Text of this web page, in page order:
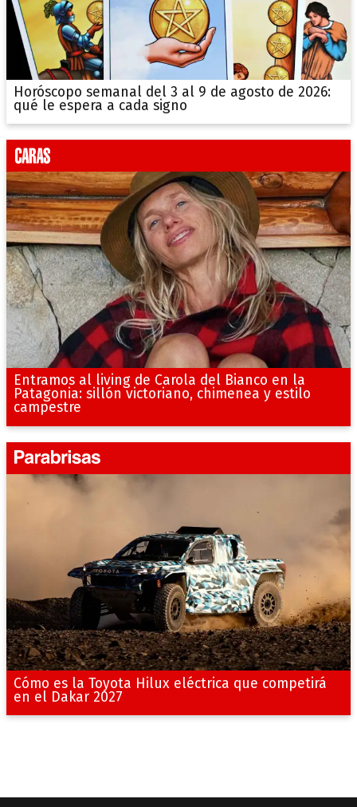
Horóscopo semanal del 3 al 9 de agosto de 2026:
qué le espera a cada signo
Entramos al living de Carola del Bianco en la
Patagonia: sillón victoriano, chimenea y estilo
campestre
Cómo es la Toyota Hilux eléctrica que competirá
en el Dakar 2027